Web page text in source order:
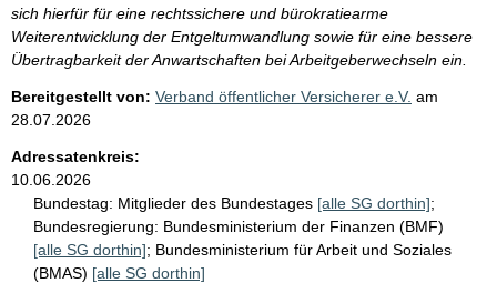
sich hierfür für eine rechtssichere und bürokratiearme
Weiterentwicklung der Entgeltumwandlung sowie für eine bessere
Übertragbarkeit der Anwartschaften bei Arbeitgeberwechseln ein.
Bereitgestellt von: Verband öffentlicher Versicherer e.V. am
28.07.2026
Adressatenkreis:
10.06.2026
Bundestag: Mitglieder des Bundestages [alle SG dorthin];
Bundesregierung: Bundesministerium der Finanzen (BMF)
[alle SG dorthin]; Bundesministerium für Arbeit und Soziales
(BMAS) [alle SG dorthin]